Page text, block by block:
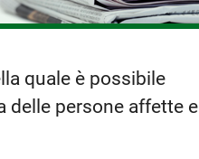
quale è possibile
delle persone affette e